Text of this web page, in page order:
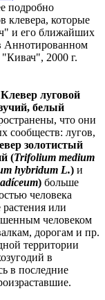
подробно
клевера, которые
и его ближайших
Аннотированном
"Кивач", 2000 г.
Клевер луговой
белый
что они
сообществ: лугов,
золотистый
(Trifolium medium
hybridum L.) и
) больше
человека
или
человеком
дорогам и пр.
территории
в
в последние